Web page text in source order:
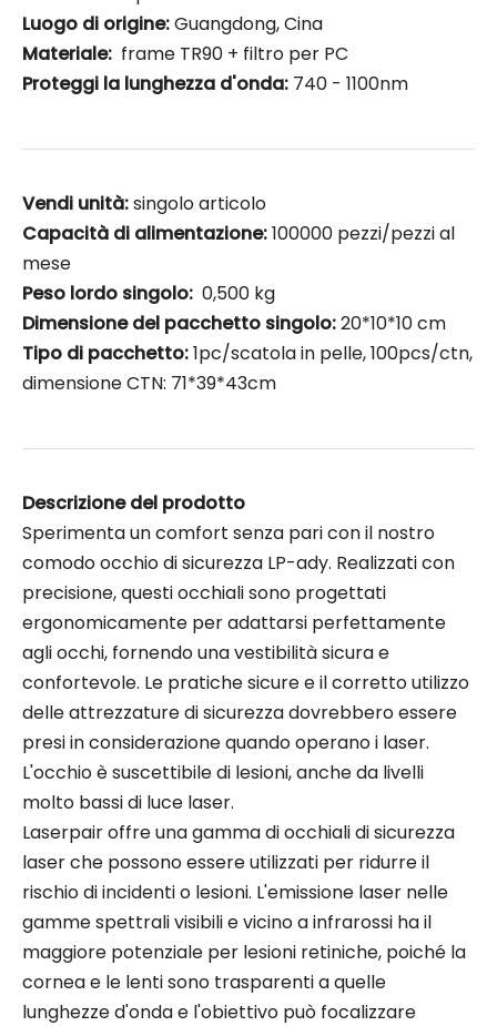
Luogo di origine:Guangdong, Cina
Materiale: frame TR90 + filtro per PC
Proteggi la lunghezza d'onda: 740 - 1100nm
Vendi unità:singolo articolo
Capacità di alimentazione:100000 pezzi/pezzi al
mese
Peso lordo singolo: 0,500 kg
Dimensione del pacchetto singolo:20*10*10 cm
Tipo di pacchetto:1pc/scatola in pelle, 100pcs/ctn,
dimensione CTN: 71*39*43cm
Descrizione del prodotto
Sperimenta un comfort senza pari con il nostro
comodo occhio di sicurezza LP-ady. Realizzati con
precisione, questi occhiali sono progettati
ergonomicamente per adattarsi perfettamente
agli occhi, fornendo una vestibilità sicura e
confortevole. Le pratiche sicure e il corretto utilizzo
delle attrezzature di sicurezza dovrebbero essere
presi in considerazione quando operano i laser.
L'occhio è suscettibile di lesioni, anche da livelli
molto bassi di luce laser.
Laserpair offre una gamma di occhiali di sicurezza
laser che possono essere utilizzati per ridurre il
rischio di incidenti o lesioni. L'emissione laser nelle
gamme spettrali visibili e vicino a infrarossi ha il
maggiore potenziale per lesioni retiniche, poiché la
cornea e le lenti sono trasparenti a quelle
lunghezze d'onda e l'obiettivo può focalizzare